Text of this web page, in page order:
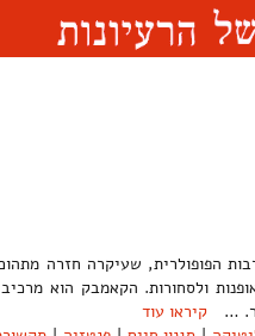
הפופולרית, שעיקרה חזרה
ולסחורות. הקאמבק הוא
…קיראו עוד